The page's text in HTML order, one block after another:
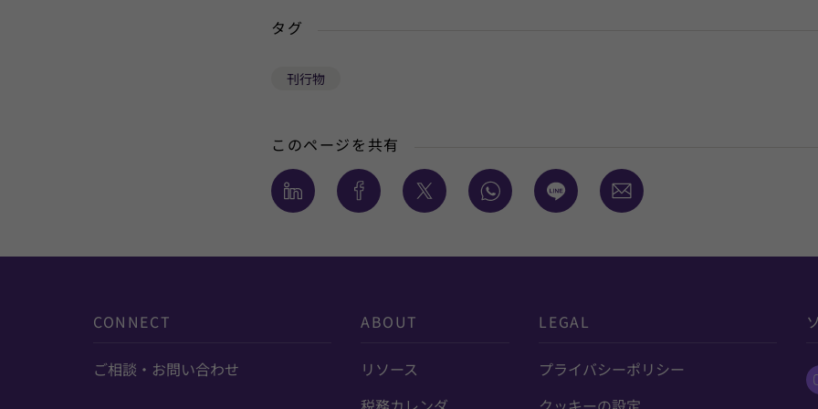
タグ
刊行物
このページを共有
CONNECT
ご相談・お問い合わせ
ABOUT
リソース
LEGAL
プライバシーポリシー